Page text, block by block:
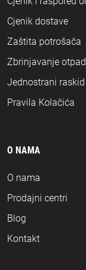
Cjenik dostave
Zaštita potrošača
Zbrinjavanje
Jednostrani
Pravila Kolačića
O NAMA
O nama
Prodajni centri
Blog
Kontakt